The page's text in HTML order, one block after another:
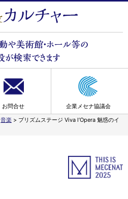
お問合せ
企業メセナ協議会
音楽 > プリズムステージ Viva l‘Opera 魅惑のイ